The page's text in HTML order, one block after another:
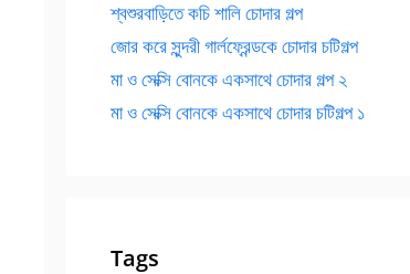
শ্বশুরবাড়িতে কচি শালি চোদার গল্প
জোর করে সুন্দরী গার্লফ্রেন্ডকে চোদার চটিগল্প
মা ও সেক্সি বোনকে একসাথে চোদার গল্প ২
মা ও সেক্সি বোনকে একসাথে চোদার চটিগল্প ১
Tags